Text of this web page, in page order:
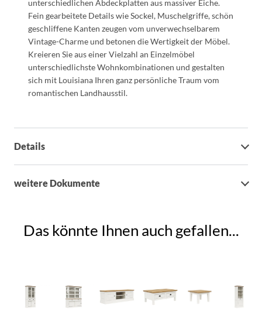
unterschiedlichen Abdeckplatten aus massiver Eiche.
Fein gearbeitete Details wie Sockel, Muschelgriffe, schön
geschliffene Kanten zeugen vom unverwechselbarem
Vintage-Charme und betonen die Wertigkeit der Möbel.
Kreieren Sie aus einer Vielzahl an Einzelmöbel
unterschiedlichste Wohnkombinationen und gestalten
sich mit Louisiana Ihren ganz persönliche Traum vom
romantischen Landhausstil.
Details
weitere Dokumente
Das könnte Ihnen auch gefallen...